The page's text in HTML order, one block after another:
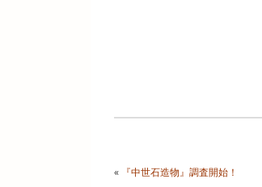
« 『中世石造物』調査開始！